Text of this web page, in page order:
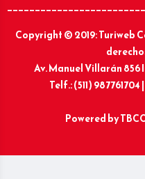
Copyright © 2019: Turiweb
Av. Manuel Villarán 856
Telf.: (511)
Powered by